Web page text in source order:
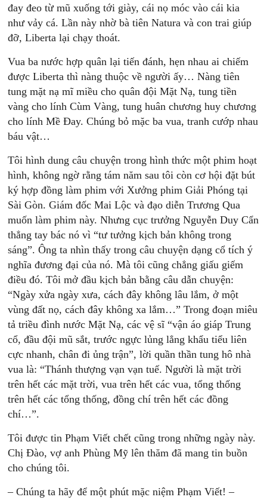
đay đeo từ mũ xuống tới giày, cái nọ móc vào cái kia
như vảy cá. Lần này nhờ bà tiên Natura và con trai giúp
đỡ, Liberta lại chạy thoát.
Vua ba nước hợp quân lại tiến đánh, hẹn nhau ai chiếm
được Liberta thì nàng thuộc về người ấy… Nàng tiên
tung mặt nạ mĩ miều cho quân đội Mặt Nạ, tung tiền
vàng cho lính Cùm Vàng, tung huân chương huy chương
cho lính Mề Ðay. Chúng bỏ mặc ba vua, tranh cướp nhau
báu vật…
Tôi hình dung câu chuyện trong hình thức một phim hoạt
hình, không ngờ rằng tám năm sau tôi còn cơ hội đặt bút
ký hợp đồng làm phim với Xưởng phim Giải Phóng tại
Sài Gòn. Giám đốc Mai Lộc và đạo diễn Trương Qua
muốn làm phim này. Nhưng cục trưởng Nguyễn Duy Cẩn
thẳng tay bác nó vì “tư tưởng kịch bản không trong
sáng”. Ông ta nhìn thấy trong câu chuyện dạng cổ tích ý
nghĩa đương đại của nó. Mà tôi cũng chẳng giấu giếm
điều đó. Tôi mở đầu kịch bản bằng câu dẫn chuyện:
“Ngày xửa ngày xưa, cách đây không lâu lắm, ở một
vùng đất nọ, cách đây không xa lắm…” Trong đoạn miêu
tả triều đình nước Mặt Nạ, các vệ sĩ “vận áo giáp Trung
cổ, đầu đội mũ sắt, trước ngực lủng lẳng khẩu tiểu liên
cực nhanh, chân đi ủng trận”, lời quần thần tung hô nhà
vua là: “Thánh thượng vạn vạn tuế. Người là mặt trời
trên hết các mặt trời, vua trên hết các vua, tổng thống
trên hết các tổng thống, đồng chí trên hết các đồng
chí…”.
Tôi được tin Phạm Viết chết cũng trong những ngày này.
Chị Ðào, vợ anh Phùng Mỹ lên thăm đã mang tin buồn
cho chúng tôi.
– Chúng ta hãy để một phút mặc niệm Phạm Viết! –